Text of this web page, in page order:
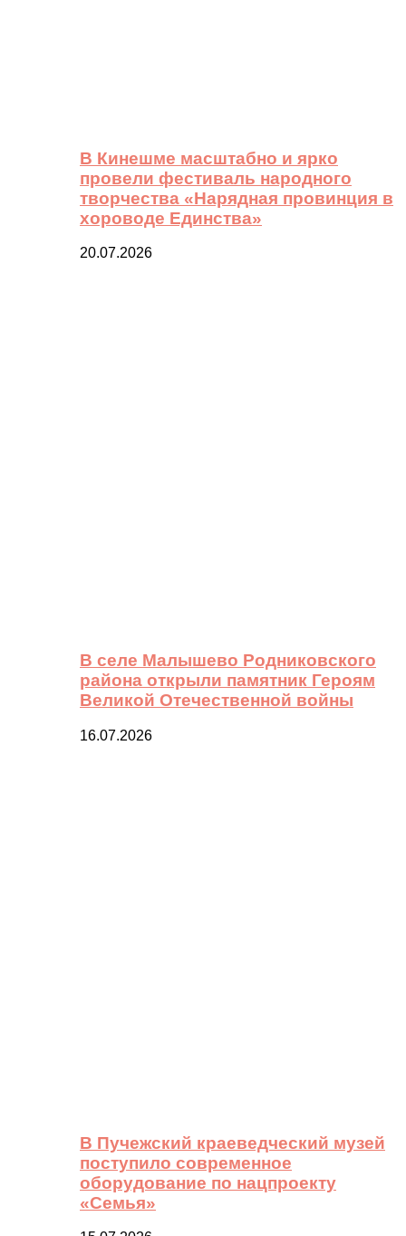
В Кинешме масштабно и ярко
провели фестиваль народного
творчества «Нарядная провинция в
хороводе Единства»
20.07.2026
В селе Малышево Родниковского
района открыли памятник Героям
Великой Отечественной войны
16.07.2026
В Пучежский краеведческий музей
поступило современное
оборудование по нацпроекту
«Семья»